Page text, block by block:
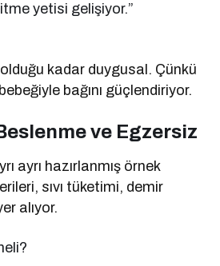
yetisi gelişiyor.”
kadar duygusal. Çünkü
bağını güçlendiriyor.
ve Egzersiz
ayrı hazırlanmış örnek
sıvı tüketimi, demir
alıyor.